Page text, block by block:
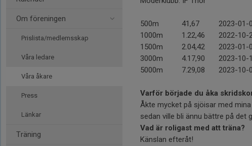
Om föreningen
Prislista/medlemsskap
Våra ledare
Våra åkare
Press
Länkar
Träning
500m 41,67 2023-01-
1000m
1.22,46 2022-10-
1500m
2.04,42 2023-01-
3000m
4.17,90 2023-10-
5000m
7.29,08 2023-10-
Varför började du åka
Åkte mycket på sjöisar med
sedan ville bli ännu bättre på det
Vad är roligast med att träna?
Känslan efteråt!